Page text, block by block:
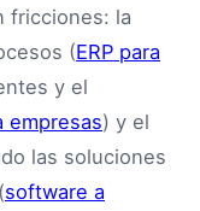
fricciones: la
(ERP para
y el
empresas) y el
las soluciones
software a